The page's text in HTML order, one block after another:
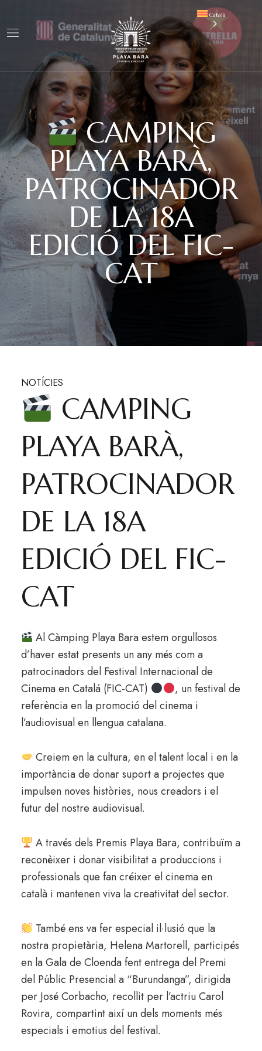
Català
CAMPING
PLAYA BARÀ,
PATROCINADOR
DE LA 18A
EDICIÓ DEL FIC-
CAT
NOTÍCIES
CAMPING
PLAYA BARÀ,
PATROCINADOR
DE LA 18A
EDICIÓ DEL FIC-
CAT
Al Càmping Playa Bara estem orgullosos
d’haver estat presents un any més com a
patrocinadors del Festival Internacional de
Cinema en Catalá (FIC-CAT)
, un festival de
referència en la promoció del cinema i
l’audiovisual en llengua catalana.
Creiem en la cultura, en el talent local i en la
importància de donar suport a projectes que
impulsen noves històries, nous creadors i el
futur del nostre audiovisual.
A través dels Premis Playa Bara, contribuïm a
reconèixer i donar visibilitat a produccions i
professionals que fan créixer el cinema en
català i mantenen viva la creativitat del sector.
També ens va fer especial il·lusió que la
nostra propietària, Helena Martorell, participés
en la Gala de Cloenda fent entrega del Premi
del Públic Presencial a “Burundanga”, dirigida
per José Corbacho, recollit per l’actriu Carol
Rovira, compartint així un dels moments més
especials i emotius del festival.